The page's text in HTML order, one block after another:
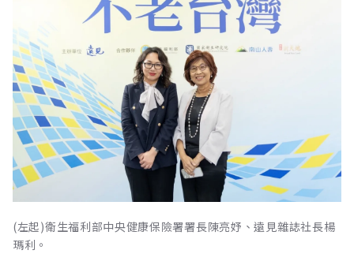
(左起)衛生福利部中央健康保險署署長陳亮妤、遠見雜誌社長楊
瑪利。